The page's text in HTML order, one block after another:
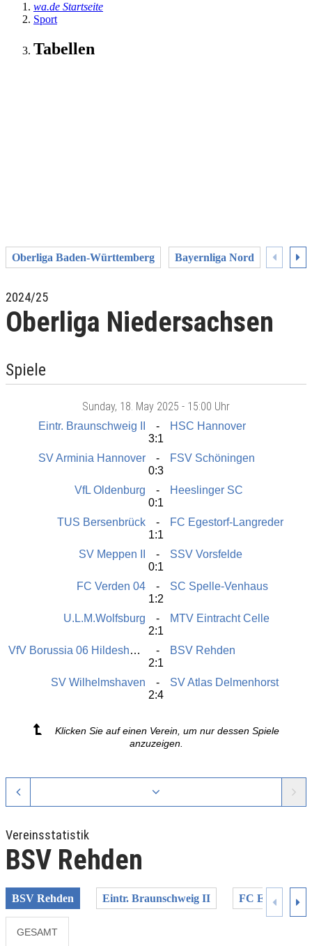
wa.de Startseite
Sport
Tabellen
Oberliga Baden-Württemberg Bayernliga Nord
2024/25
Oberliga Niedersachsen
Spiele
Sunday, 18. May 2025 - 15:00 Uhr
Eintr. Braunschweig II
HSC Hannover
3:1
SV Arminia Hannover
FSV Schöningen
0:3
VfL Oldenburg
Heeslinger SC
0:1
TUS Bersenbrück
FC Egestorf-Langreder
1:1
SV Meppen II
SSV Vorsfelde
0:1
FC Verden 04
SC Spelle-Venhaus
1:2
U.L.M.Wolfsburg
MTV Eintracht Celle
2:1
VfV Borussia 06 Hildesheim
BSV Rehden
2:1
SV Wilhelmshaven
SV Atlas Delmenhorst
2:4
Klicken Sie auf einen Verein, um nur dessen Spiele
anzuzeigen.
Vereinsstatistik
BSV Rehden
BSV Rehden Eintr. Braunschweig II FC Egestorf-
GESAMT